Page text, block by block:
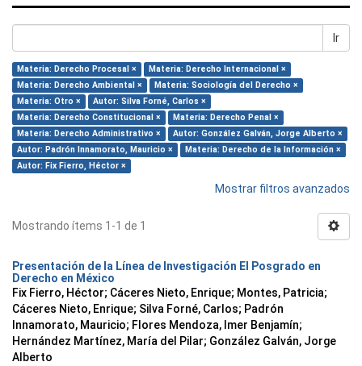
Ir
Materia: Derecho Procesal ×
Materia: Derecho Internacional ×
Materia: Derecho Ambiental ×
Materia: Sociología del Derecho ×
Materia: Otro ×
Autor: Silva Forné, Carlos ×
Materia: Derecho Constitucional ×
Materia: Derecho Penal ×
Materia: Derecho Administrativo ×
Autor: González Galván, Jorge Alberto ×
Autor: Padrón Innamorato, Mauricio ×
Materia: Derecho de la Información ×
Autor: Fix Fierro, Héctor ×
Mostrar filtros avanzados
Mostrando ítems 1-1 de 1
Presentación de la Línea de Investigación El Posgrado en
Derecho en México
Fix Fierro, Héctor; Cáceres Nieto, Enrique; Montes, Patricia;
Cáceres Nieto, Enrique; Silva Forné, Carlos; Padrón
Innamorato, Mauricio; Flores Mendoza, Imer Benjamín;
Hernández Martínez, María del Pilar; González Galván, Jorge
Alberto